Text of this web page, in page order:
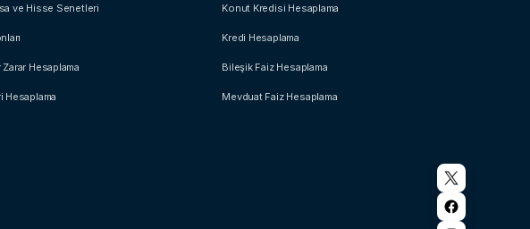
ve Hisse Senetleri
Hesaplama
Hesaplama
Konut Kredisi Hesaplama
Kredi Hesaplama
Bileşik Faiz Hesaplama
Mevduat Faiz Hesaplama